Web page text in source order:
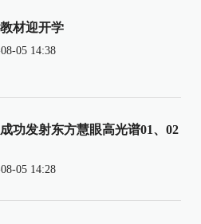
材迎开学
05 14:38
功发射东方慧眼高光谱01、02
05 14:28